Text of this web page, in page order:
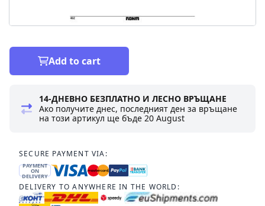
Add to cart
14-ДНЕВНО БЕЗПЛАТНО И ЛЕСНО ВРЪЩАНЕ
Ако получите днес, последният ден за връщане
на този артикул ще бъде20 August
SECURE PAYMENT VIA:
PAYMENT
ON
DELIVERY
DELIVERY TO ANYWHERE IN THE WORLD: